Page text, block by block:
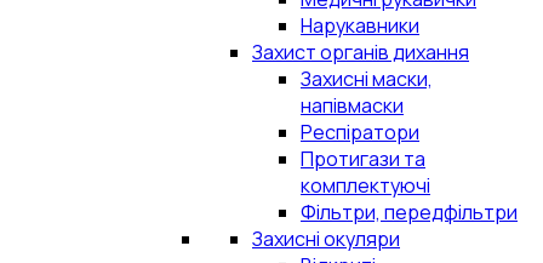
Нарукавники
Захист органів дихання
Захисні маски,
напівмаски
Респіратори
Протигази та
комплектуючі
Фільтри, передфільтри
Захисні окуляри